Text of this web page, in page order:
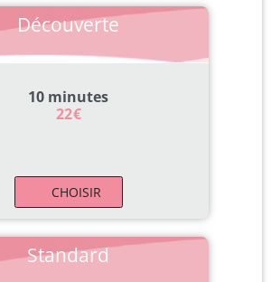
Découverte
10 minutes
22€
CHOISIR
Standard